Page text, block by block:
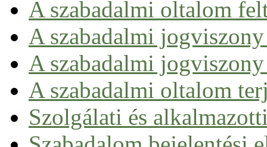
Szabadalmi munka a gyakorlatban
A szabadalmi oltalom
Kizárások a szabadalmi oltalom alól
Szabadalmaztatható biotechnológiai találmány
A szabadalmi
A szabadalmi
A szabadalmi oltalom
Szolgálati és